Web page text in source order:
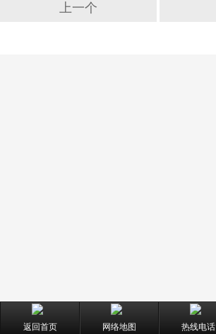
上一个
返回首页 网络地图 热线电话